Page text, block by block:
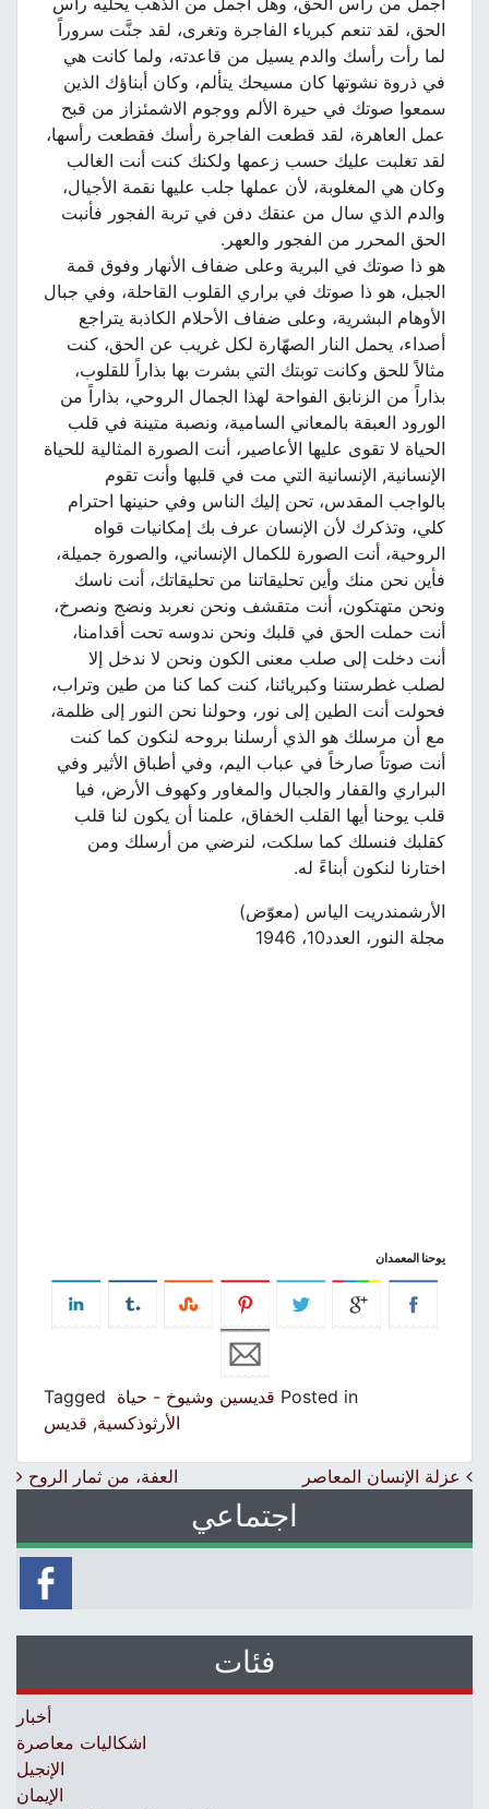
الحق، لقد تنعم كبرياء الفاجرة وتغرى، لقد جنَّت سروراً
لما رأت رأسك والدم يسيل من قاعدته، ولما كانت هي
في ذروة نشوتها كان مسيحك يتألم، وكان أبناؤك الذين
سمعوا صوتك في حيرة الألم ووجوم الاشمئزاز من قبح
عمل العاهرة، لقد قطعت الفاجرة رأسك فقطعت رأسها،
لقد تغلبت عليك حسب زعمها ولكنك كنت أنت الغالب
وكان هي المغلوبة، لأن عملها جلب عليها نقمة الأجيال،
والدم الذي سال من عنقك دفن في تربة الفجور فأنبت
الحق المحرر من الفجور والعهر.
هو ذا صوتك في البرية وعلى ضفاف الأنهار وفوق قمة
الجبل، هو ذا صوتك في براري القلوب القاحلة، وفي جبال
الأوهام البشرية، وعلى ضفاف الأحلام الكاذبة يتراجع
أصداء، يحمل النار الصهّارة لكل غريب عن الحق، كنت
مثالاً للحق وكانت توبتك التي بشرت بها بذاراً للقلوب،
بذاراً من الزنابق الفواحة لهذا الجمال الروحي، بذاراً من
الورود العبقة بالمعاني السامية، ونصبة متينة في قلب
الحياة لا تقوى عليها الأعاصير، أنت الصورة المثالية للحياة
الإنسانية, الإنسانية التي مت في قلبها وأنت تقوم
بالواجب المقدس، تحن إليك الناس وفي حنينها احترام
كلي، وتذكرك لأن الإنسان عرف بك إمكانيات قواه
الروحية، أنت الصورة للكمال الإنساني، والصورة جميلة،
فأين نحن منك وأين تحليقاتنا من تحليقاتك، أنت ناسك
ونحن متهتكون، أنت متقشف ونحن نعربد ونضج ونصرخ،
أنت حملت الحق في قلبك ونحن ندوسه تحت أقدامنا،
أنت دخلت إلى صلب معنى الكون ونحن لا ندخل إلا
لصلب غطرستنا وكبريائنا، كنت كما كنا من طين وتراب،
فحولت أنت الطين إلى نور، وحولنا نحن النور إلى ظلمة،
مع أن مرسلك هو الذي أرسلنا بروحه لنكون كما كنت
أنت صوتاً صارخاً في عباب اليم، وفي أطباق الأثير وفي
البراري والقفار والجبال والمغاور وكهوف الأرض، فيا
قلب يوحنا أيها القلب الخفاق، علمنا أن يكون لنا قلب
كقلبك فنسلك كما سلكت، لنرضي من أرسلك ومن
اختارنا لنكون أبناءً له.
الأرشمندريت الياس (معوّض)
مجلة النور، العدد10، 1946
يوحنا المعمدان
Posted in قديسين وشيوخ - حياة Tagged
الأرثوذكسية,قديس
Post navigation
عزلة الإنسان المعاصر العفة، من ثمار الروح
اجتماعي
فئات
أخبار
اشكاليات معاصرة
الإنجيل
الإيمان